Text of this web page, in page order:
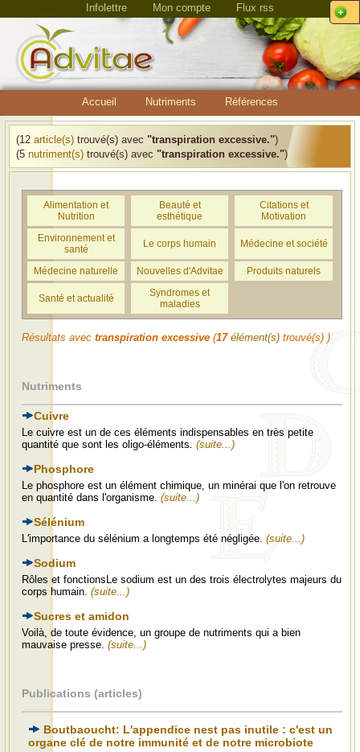
Infolettre Mon compte Flux rss
Accueil Nutriments Références
(12 article(s) trouvé(s) avec "transpiration excessive.")
(5 nutriment(s) trouvé(s) avec "transpiration excessive.")
Alimentation et
Nutrition
Beauté et
esthétique
Citations et
Motivation
Environnement et
santé
Le corps humain Médecine et société
Médecine naturelle Nouvelles d'Advitae Produits naturels
Santé et actualité
Syndromes et
maladies
Résultats avec transpiration excessive (17 élément(s) trouvé(s) )
Nutriments
Cuivre
Le cuivre est un de ces éléments indispensables en très petite
quantité que sont les oligo-éléments. (suite...)
Phosphore
Le phosphore est un élément chimique, un minérai que l'on retrouve
en quantité dans l'organisme. (suite...)
Sélénium
L'importance du sélénium a longtemps été négligée. (suite...)
Sodium
Rôles et fonctionsLe sodium est un des trois électrolytes majeurs du
corps humain. (suite...)
Sucres et amidon
Voilà, de toute évidence, un groupe de nutriments qui a bien
mauvaise presse. (suite...)
Publications (articles)
Boutbaoucht: L'appendice nest pas inutile : c'est un
organe clé de notre immunité et de notre microbiote